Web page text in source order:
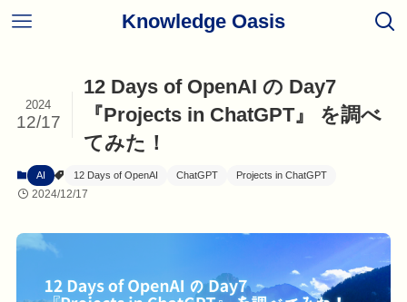
Knowledge Oasis
12 Days of OpenAI の Day7
『Projects in ChatGPT』 を調べ
てみた！
2024
12/17
AI 12 Days of OpenAI ChatGPT Projects in ChatGPT
2024/12/17